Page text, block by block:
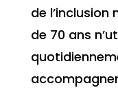
de l’inclusion
de 70 ans